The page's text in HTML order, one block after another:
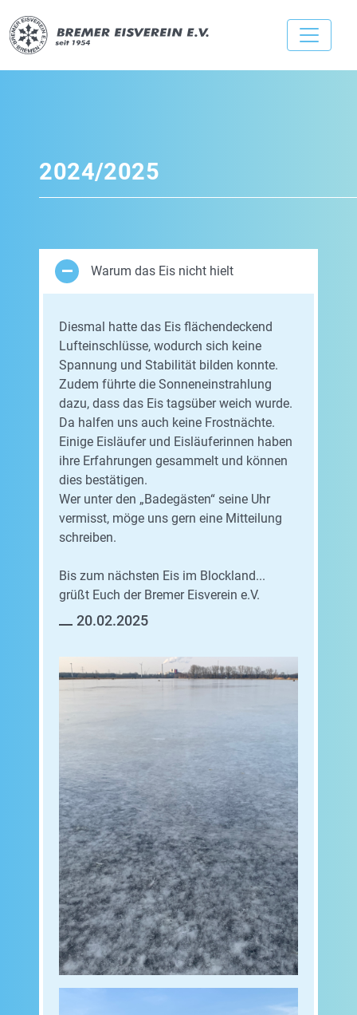
2024/2025
Warum das Eis nicht hielt
Diesmal hatte das Eis flächendeckend
Lufteinschlüsse, wodurch sich keine
Spannung und Stabilität bilden konnte.
Zudem führte die Sonneneinstrahlung
dazu, dass das Eis tagsüber weich wurde.
Da halfen uns auch keine Frostnächte.
Einige Eisläufer und Eisläuferinnen haben
ihre Erfahrungen gesammelt und können
dies bestätigen.
Wer unter den „Badegästen“ seine Uhr
vermisst, möge uns gern eine Mitteilung
schreiben.
Bis zum nächsten Eis im Blockland...
grüßt Euch der Bremer Eisverein e.V.
20.02.2025